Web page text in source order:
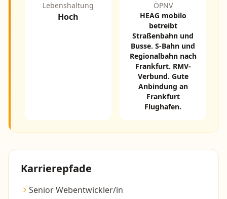
Lebenshaltung
Hoch
ÖPNV
HEAG mobilo
betreibt
Straßenbahn und
Busse. S-Bahn und
Regionalbahn nach
Frankfurt. RMV-
Verbund. Gute
Anbindung an
Frankfurt
Flughafen.
Karrierepfade
Senior Webentwickler/in